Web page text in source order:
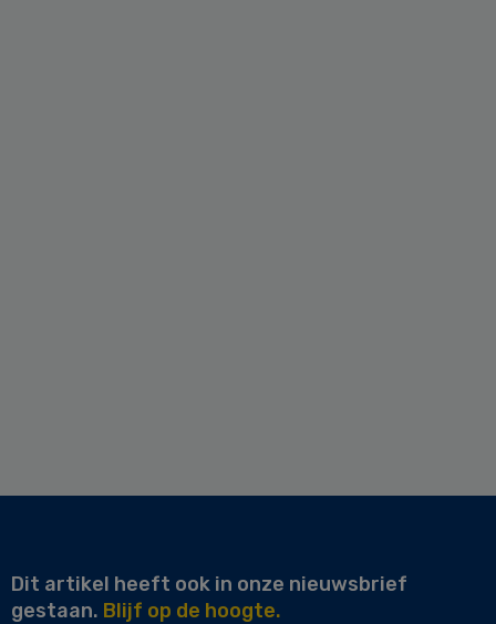
Dit artikel heeft ook in onze nieuwsbrief
gestaan. Blijf op de hoogte.